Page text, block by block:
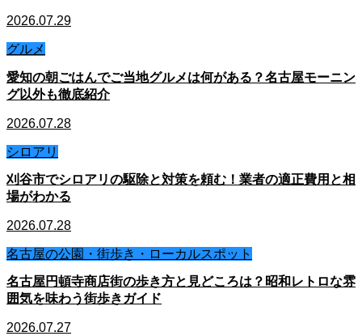
2026.07.29
グルメ
愛知の朝ごはんでご当地グルメは何がある？名古屋モーニン
グ以外も徹底紹介
2026.07.28
シロアリ
刈谷市でシロアリの駆除と対策を頼む！業者の適正費用と相
場がわかる
2026.07.28
名古屋の公園・街歩き・ローカルスポット
名古屋円頓寺商店街の歩き方と見どころは？昭和レトロな雰
囲気を味わう街歩きガイド
2026.07.27